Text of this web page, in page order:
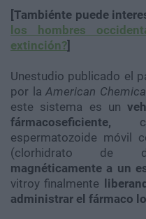
[Tambiénte puede
los hombres
extinción?]
Unestudio publicado el
por laAmerican
este sistema es un
fármacoseficiente,
espermatozoide móvil
(clorhidrato de
magnéticamente a un
vitroy finalmente
administrar el fármaco